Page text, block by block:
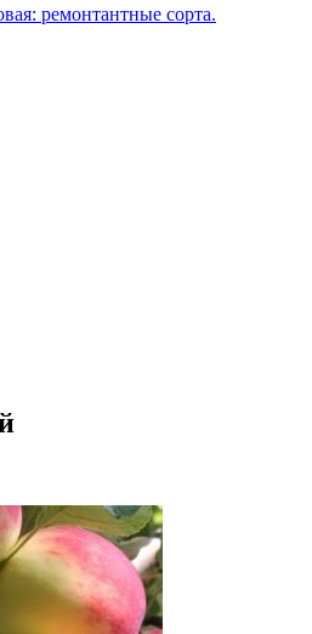
ремонтантные сорта.